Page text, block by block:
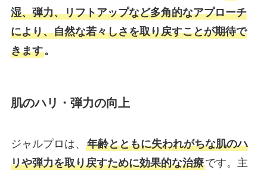
湿、弾力、リフトアップなど多角的なアプローチ
により、自然な若々しさを取り戻すことが期待で
きます。
肌のハリ・弾力の向上
ジャルプロは、 年齢とともに失われがちな肌のハ
リや弾力を取り戻すために効果的な治療です。主